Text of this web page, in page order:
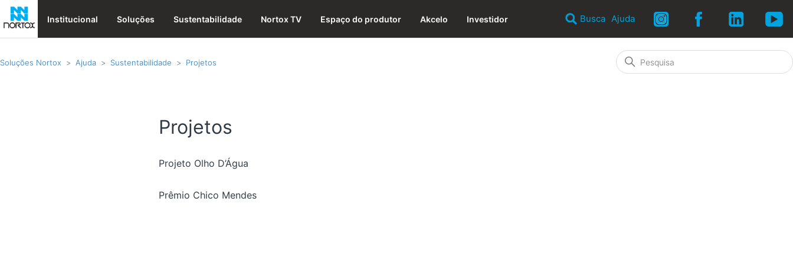
Institucional Soluções Sustentabilidade Nortox TV Espaço do produtor Akcelo Investidor Busca Ajuda
Soluções Nortox Ajuda Sustentabilidade Projetos
Projetos
Projeto Olho D’Água
Prêmio Chico Mendes